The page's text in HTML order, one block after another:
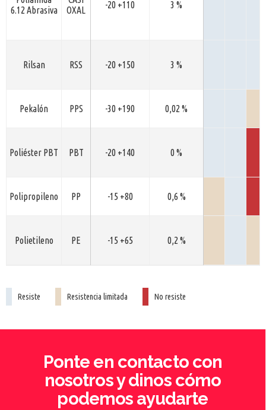
6.12 Abrasiva
OXAL
-20 +110 3 %
Rilsan RSS -20 +150 3 %
Pekalón PPS -30 +190 0,02 %
Poliéster PBT PBT -20 +140 0 %
Polipropileno PP -15 +80 0,6 %
Polietileno PE -15 +65 0,2 %
Resiste Resistencia limitada No resiste
Ponte en contacto con
nosotros y dinos cómo
podemos ayudarte